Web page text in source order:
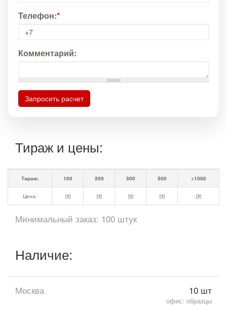
Телефон:*
Комментарий:
Запросить расчет
Тираж и цены:
Тираж: 100 200 300 500 >1000
Цена: ✉️ ✉️ ✉️ ✉️ ✉️
Минимальный заказ: 100 штук
Наличие:
Москва 10 шт
офис: образцы